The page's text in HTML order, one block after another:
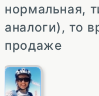
нормальная,
аналоги), то
продаже